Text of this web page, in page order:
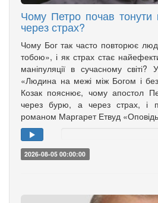
Чому Петро почав
через страх?
Чому Бог так часто повторює
тобою», і як страх стає
маніпуляції в сучасному
«Людина на межі між Богом і
Козак пояснює, чому апостол
через бурю, а через страх, і
романом Маргарет Етвуд
2026-08-05 00:00:00